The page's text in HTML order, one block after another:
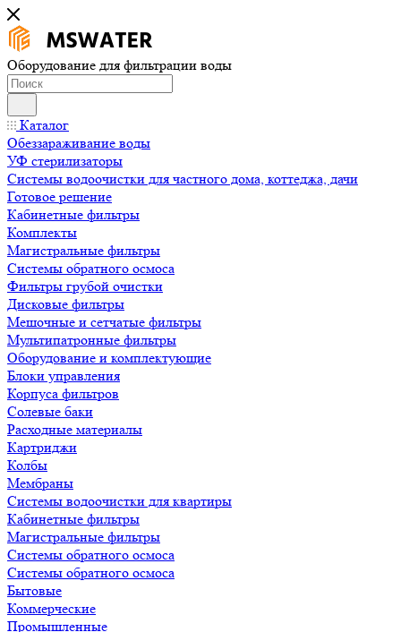
Оборудование для фильтрации воды
Каталог
Обеззараживание воды
УФ стерилизаторы
Системы водоочистки для частного дома, коттеджа, дачи
Готовое решение
Кабинетные фильтры
Комплекты
Магистральные фильтры
Системы обратного осмоса
Фильтры грубой очистки
Дисковые фильтры
Мешочные и сетчатые фильтры
Мультипатронные фильтры
Оборудование и комплектующие
Блоки управления
Корпуса фильтров
Солевые баки
Расходные материалы
Картриджи
Колбы
Мембраны
Системы водоочистки для квартиры
Кабинетные фильтры
Магистральные фильтры
Системы обратного осмоса
Системы обратного осмоса
Бытовые
Коммерческие
Промышленные